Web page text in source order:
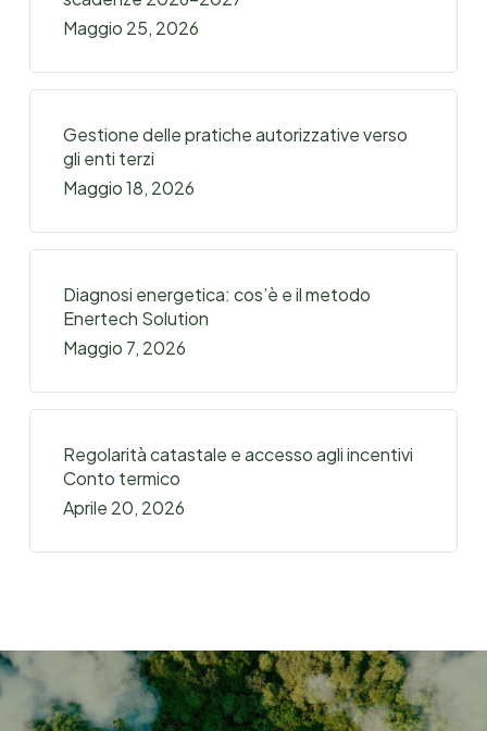
Maggio 25, 2026
Gestione delle pratiche autorizzative verso
gli enti terzi
Maggio 18, 2026
Diagnosi energetica: cos’è e il metodo
Enertech Solution
Maggio 7, 2026
Regolarità catastale e accesso agli incentivi
Conto termico
Aprile 20, 2026